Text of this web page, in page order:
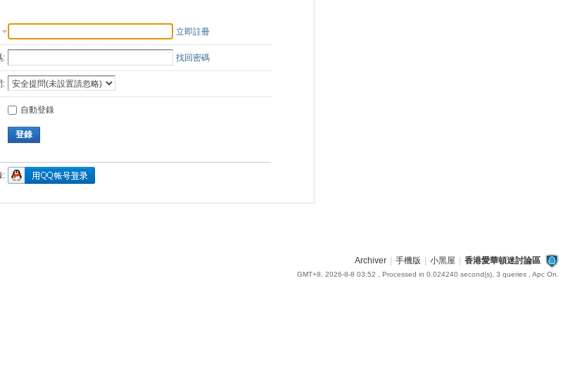
立即註冊
: 找回密碼
:
自動登錄
登錄
:
Archiver 手機版 小黑屋 香港愛華頓迷討論區
GMT+8, 2026-8-8 03:52 , Processed in 0.024240 second(s), 3 queries , Apc On.